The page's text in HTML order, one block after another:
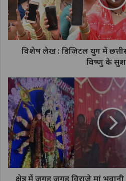
विशेष लेख : डिजिटल युग में
विष्णु के
क्षेत्र में जगह जगह विराजे मां